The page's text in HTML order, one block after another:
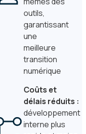
outils,
garantissant
une
meilleure
transition
numérique
Coûts et
délais réduits :
développement
interne plus